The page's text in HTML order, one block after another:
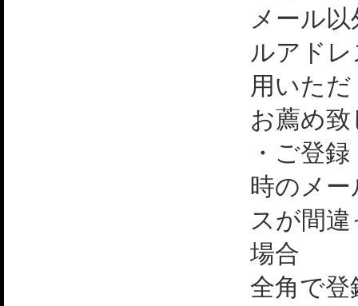
メール
ルアド
用いた
お薦め
・ご登
時のメ
スが間
場合
全角で